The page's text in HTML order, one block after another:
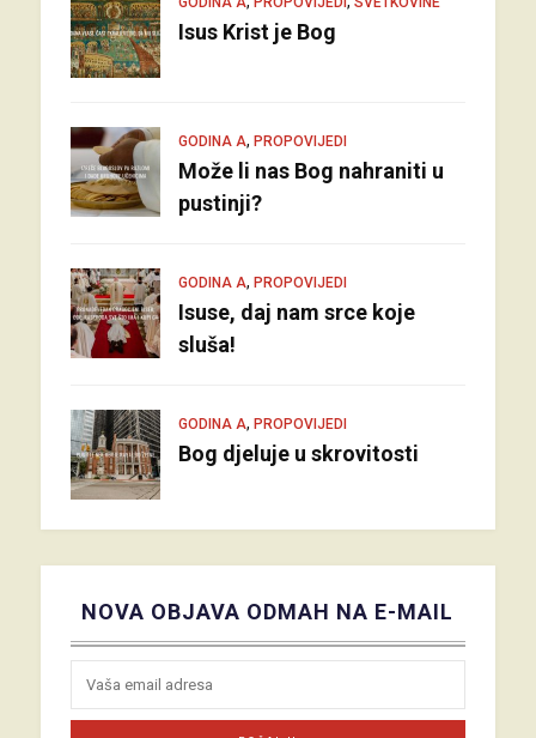
Isus Krist je Bog
GODINA A, PROPOVIJEDI
Može li nas Bog nahraniti u
pustinji?
GODINA A, PROPOVIJEDI
Isuse, daj nam srce koje
sluša!
GODINA A, PROPOVIJEDI
Bog djeluje u skrovitosti
NOVA OBJAVA ODMAH NA E-MAIL